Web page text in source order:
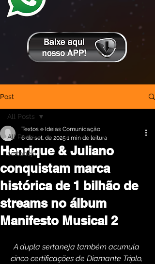
Post
All Posts
sertanejo
All Posts
Henrique & Juliano
conquistam marca
histórica de 1 bilhão de
streams no álbum
Manifesto Musical 2
Textos e Ideias Comunicação
6 de set. de 2025 1 min de leitura
A dupla sertaneja também acumula
cinco certificações de Diamante Triplo,